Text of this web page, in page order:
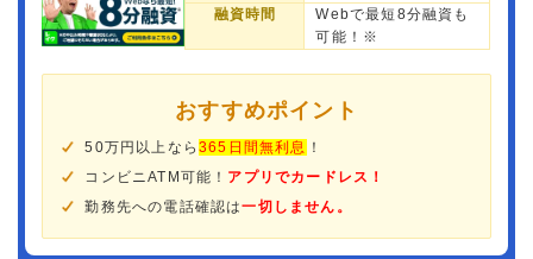
融資時間
Webで最短8分融資も
可能！※
おすすめポイント
50万円以上なら365日間無利息
！
コンビニATM可能！ アプリでカードレス！
勤務先への電話確認は一切しません。